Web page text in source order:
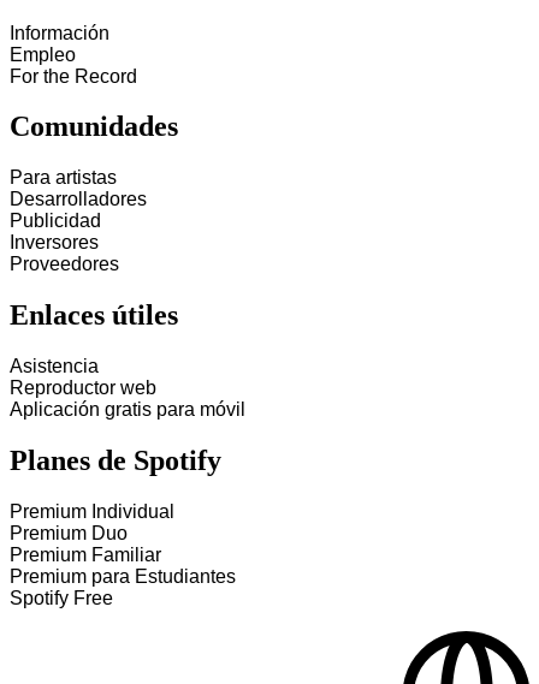
Información
Empleo
For the Record
Comunidades
Para artistas
Desarrolladores
Publicidad
Inversores
Proveedores
Enlaces útiles
Asistencia
Reproductor web
Aplicación gratis para móvil
Planes de Spotify
Premium Individual
Premium Duo
Premium Familiar
Premium para Estudiantes
Spotify Free